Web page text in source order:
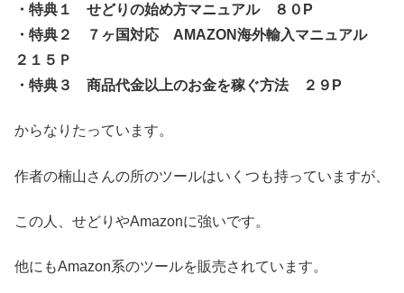
・特典１ せどりの始め方マニュアル ８０P
・特典２ ７ヶ国対応 AMAZON海外輸入マニュアル
２１５Ｐ
・特典３ 商品代金以上のお金を稼ぐ方法 ２９P
からなりたっています。
作者の楠山さんの所のツールはいくつも持っていますが、
この人、せどりやAmazonに強いです。
他にもAmazon系のツールを販売されています。